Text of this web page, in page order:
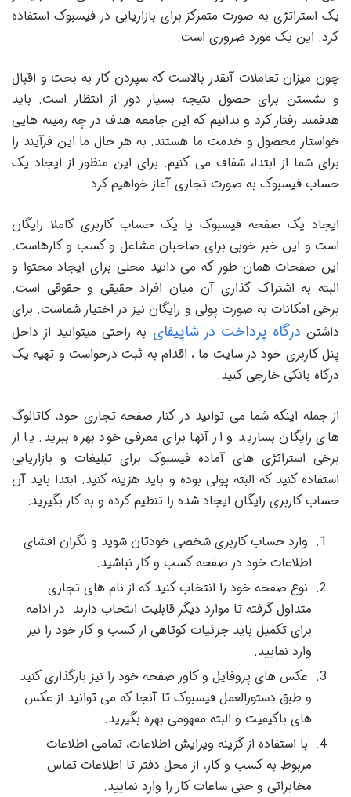
یک استراتژی به صورت متمرکز برای بازاریابی در فیسبوک استفاده
کرد. این یک مورد ضروری است.
چون میزان تعاملات آنقدر بالاست که سپردن کار به بخت و اقبال
و نشستن برای حصول نتیجه بسیار دور از انتظار است. باید
هدفمند رفتار کرد و بدانیم که این جامعه هدف در چه زمینه هایی
خواستار محصول و خدمت ما هستند. به هر حال ما این فرآیند را
برای شما از ابتدا، شفاف می کنیم. برای این منظور از ایجاد یک
حساب فیسبوک به صورت تجاری آغاز خواهیم کرد.
ایجاد یک صفحه فیسبوک یا یک حساب کاربری کاملا رایگان
است و این خبر خوبی برای صاحبان مشاغل و کسب و کارهاست.
این صفحات همان طور که می دانید محلی برای ایجاد محتوا و
البته به اشتراک گذاری آن میان افراد حقیقی و حقوقی است.
برخی امکانات به صورت پولی و رایگان نیز در اختیار شماست. برای
داشتن درگاه پرداخت در شاپیفای به راحتی میتوانید از داخل
پنل کاربری خود در سایت ما ، اقدام به ثبت درخواست و تهیه یک
درگاه بانکی خارجی کنید.
از جمله اینکه شما می توانید در کنار صفحه تجاری خود، کاتالوگ
های رایگان بسازید و از آنها برای معرفی خود بهره ببرید. یا از
برخی استراتژی های آماده فیسبوک برای تبلیغات و بازاریابی
استفاده کنید که البته پولی بوده و باید هزینه کنید. ابتدا باید آن
حساب کاربری رایگان ایجاد شده را تنظیم کرده و به کار بگیرید:
وارد حساب کاربری شخصی خودتان شوید و نگران افشای
اطلاعات خود در صفحه کسب و کار نباشید.
نوع صفحه خود را انتخاب کنید که از نام های تجاری
متداول گرفته تا موارد دیگر قابلیت انتخاب دارند. در ادامه
برای تکمیل باید جزئیات کوتاهی از کسب و کار خود را نیز
وارد نمایید.
عکس های پروفایل و کاور صفحه خود را نیز بارگذاری کنید
و طبق دستورالعمل فیسبوک تا آنجا که می توانید از عکس
های باکیفیت و البته مفهومی بهره بگیرید.
با استفاده از گزینه ویرایش اطلاعات، تمامی اطلاعات
مربوط به کسب و کار، از محل دفتر تا اطلاعات تماس
مخابراتی و حتی ساعات کار را وارد نمایید.